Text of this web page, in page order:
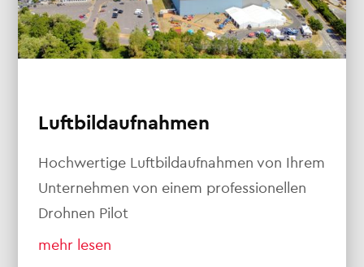
Luftbildaufnahmen
Hochwertige Luftbildaufnahmen von Ihrem
Unternehmen von einem professionellen
Drohnen Pilot
mehr lesen